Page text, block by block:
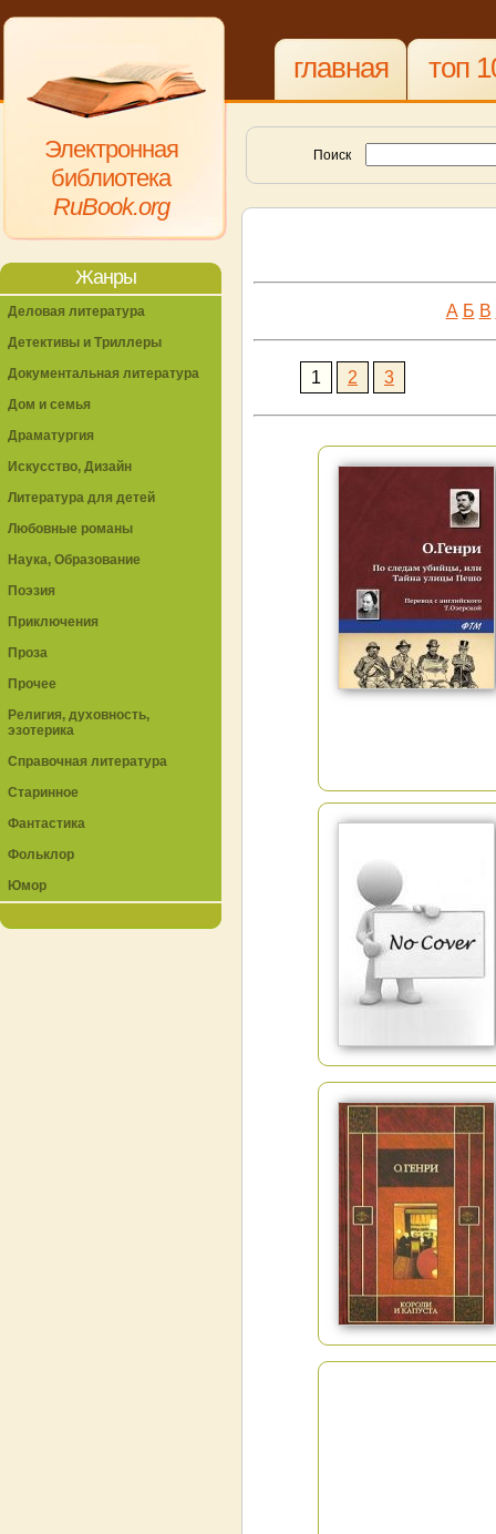
Электронная
библиотека
RuBook.org
главная топ
Поиск
А Б В
1 2 3
Жанры
Деловая литература
Детективы и Триллеры
Документальная литература
Дом и семья
Драматургия
Искусство, Дизайн
Литература для детей
Любовные романы
Наука, Образование
Поэзия
Приключения
Проза
Прочее
Религия, духовность,
эзотерика
Справочная литература
Старинное
Фантастика
Фольклор
Юмор